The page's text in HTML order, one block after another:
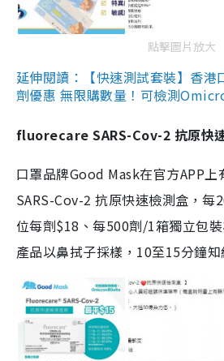
點擊圖片放大
延伸閱讀：【快速測試套裝】香港
劑優惠 無限購數量！可檢測
fluorecare SARS-Cov-2 抗原快
口罩品牌Good Mask在官方APP
SARS-Cov-2 抗原快速檢測盒，每
位每劑$18、每500劑/1箱獨立包
產品以鼻拭子採樣，10至15分鐘知